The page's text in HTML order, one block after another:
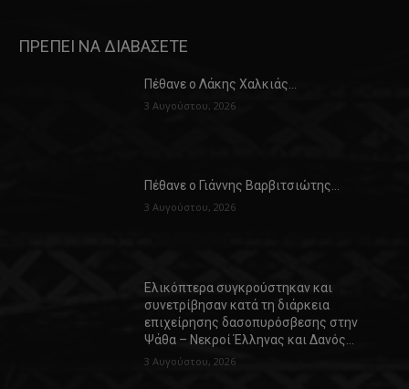
ΠΡΕΠΕΙ ΝΑ ΔΙΑΒΑΣΕΤΕ
Πέθανε ο Λάκης Χαλκιάς…
3 Αυγούστου, 2026
Πέθανε ο Γιάννης Βαρβιτσιώτης…
3 Αυγούστου, 2026
Ελικόπτερα συγκρούστηκαν και
συνετρίβησαν κατά τη διάρκεια
επιχείρησης δασοπυρόσβεσης στην
Ψάθα – Νεκροί Έλληνας και Δανός…
3 Αυγούστου, 2026